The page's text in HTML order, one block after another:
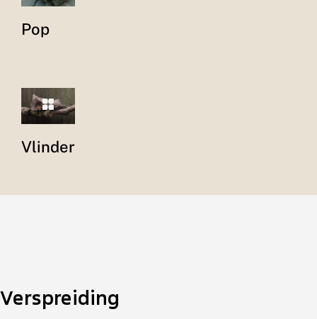
Pop
Vlinder
Verspreiding